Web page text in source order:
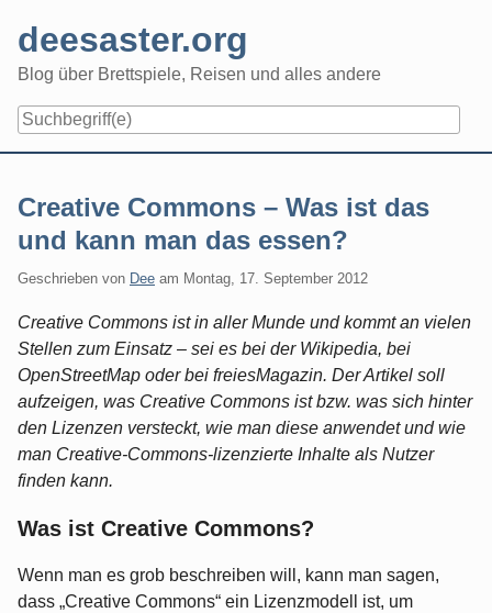
content
deesaster.org
Blog über Brettspiele, Reisen und alles andere
Creative Commons – Was ist das
und kann man das essen?
Geschrieben von Dee am Montag, 17. September 2012
Creative Commons ist in aller Munde und kommt an vielen
Stellen zum Einsatz – sei es bei der Wikipedia, bei
OpenStreetMap oder bei freiesMagazin. Der Artikel soll
aufzeigen, was Creative Commons ist bzw. was sich hinter
den Lizenzen versteckt, wie man diese anwendet und wie
man Creative-Commons-lizenzierte Inhalte als Nutzer
finden kann.
Was ist Creative Commons?
Wenn man es grob beschreiben will, kann man sagen,
dass „Creative Commons“ ein Lizenzmodell ist, um